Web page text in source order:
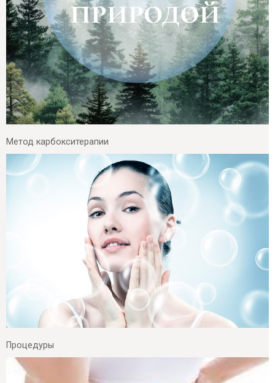
Метод карбокситерапии
Процедуры